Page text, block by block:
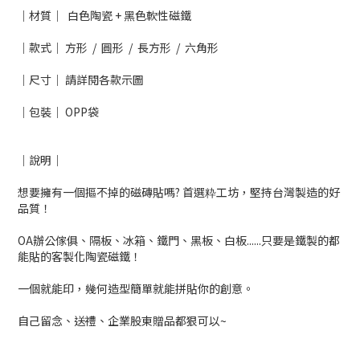
｜材質｜ 白色陶瓷 + 黑色軟性磁鐵
｜款式｜ 方形 /圓形 /長方形 /六角形
｜尺寸｜ 請詳閱各款示圖
｜包裝｜ OPP袋
｜說明｜
想要擁有一個摳不掉的磁磚貼嗎? 首選粋工坊，堅持台灣製造的好
品質！
OA辦公傢俱、隔板、冰箱、鐵門、黑板、白板......只要是鐵製的都
能貼的客製化陶瓷磁鐵 ！
一個就能印，幾何造型簡單就能拼貼你的創意。
自己留念、送禮、企業股東贈品都狠可以~